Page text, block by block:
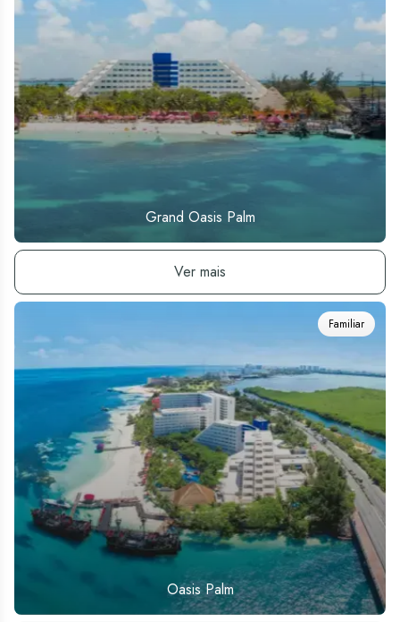
Grand Oasis Palm
Ver hotel
Ver mais
Familiar
Oasis Palm
Ver hotel